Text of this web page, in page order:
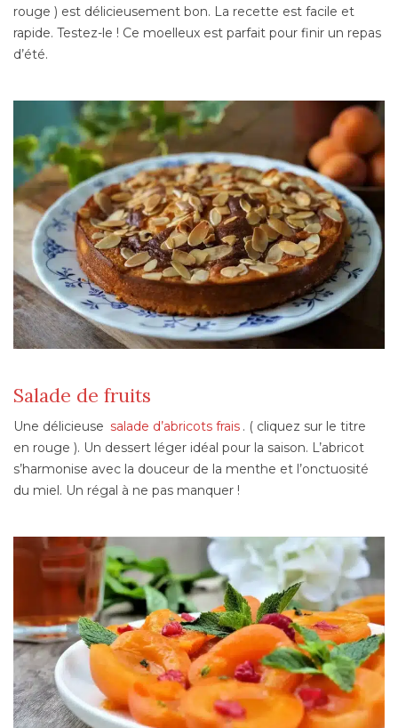
rouge ) est délicieusement bon. La recette est facile et
rapide. Testez-le ! Ce moelleux est parfait pour finir un repas
d’été.
Salade de fruits
Une délicieuse salade d’abricots frais . ( cliquez sur le titre
en rouge ). Un dessert léger idéal pour la saison. L’abricot
s’harmonise avec la douceur de la menthe et l’onctuosité
du miel. Un régal à ne pas manquer !